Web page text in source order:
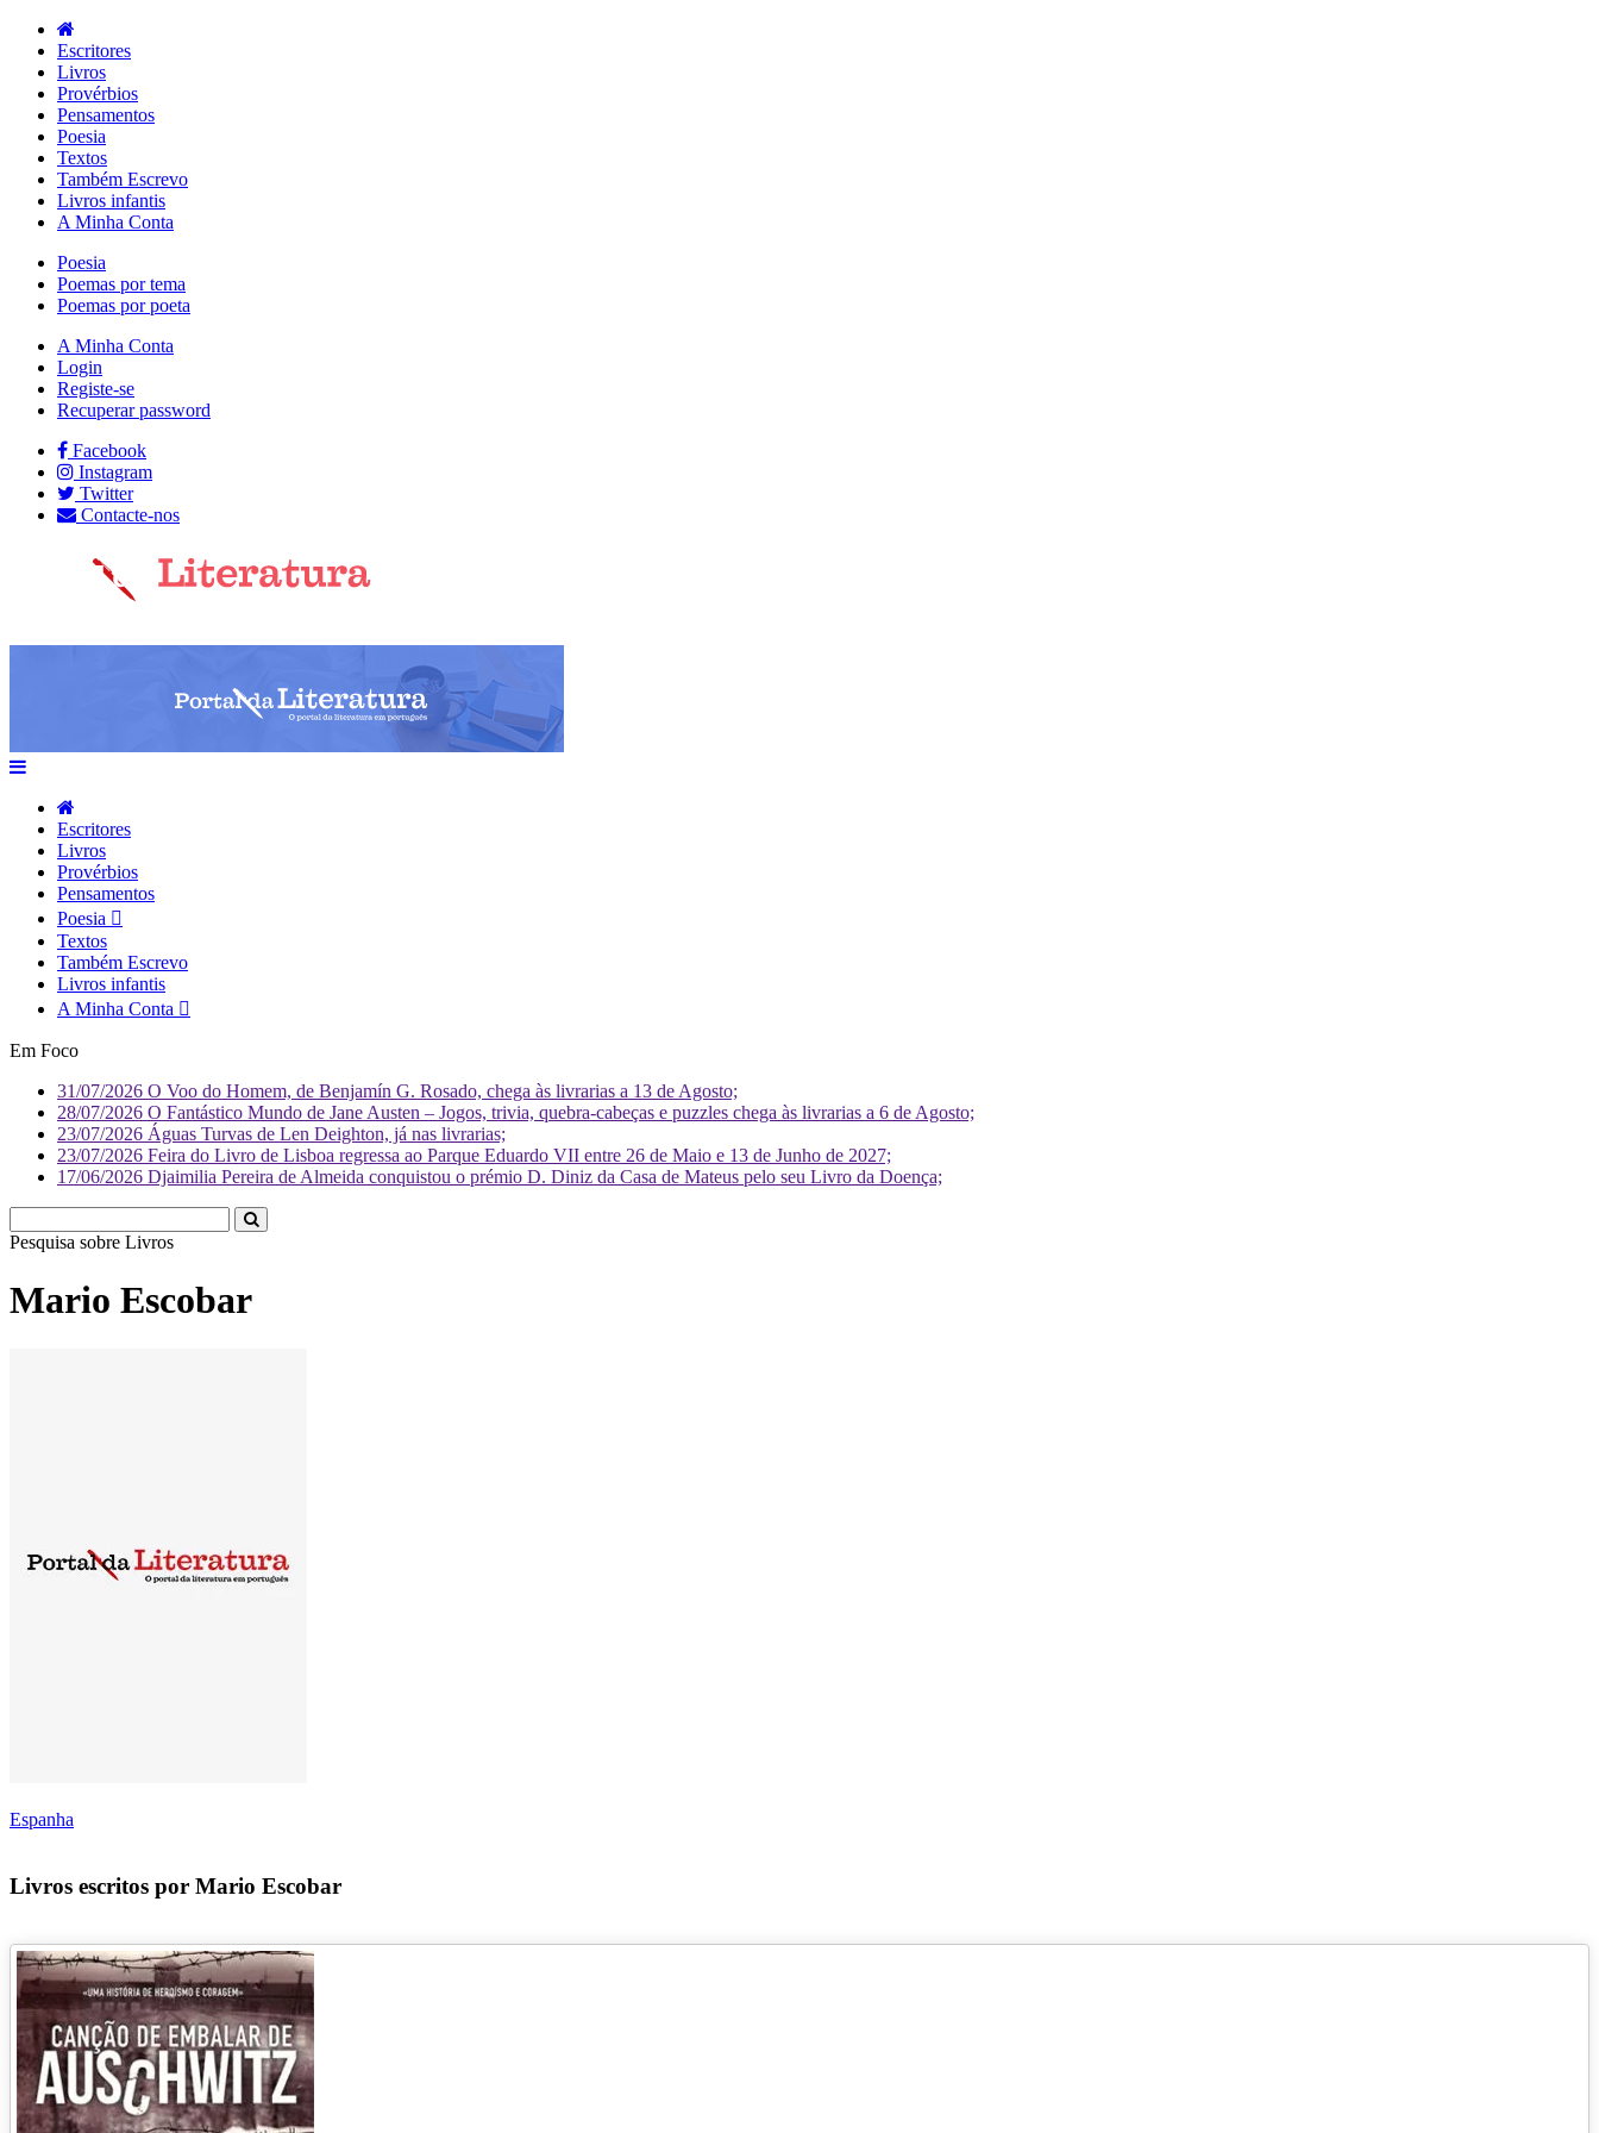
Escritores
Livros
Provérbios
Pensamentos
Poesia
Textos
Também Escrevo
Livros infantis
A Minha Conta
Poesia
Poemas por tema
Poemas por poeta
A Minha Conta
Login
Registe-se
Recuperar password
Facebook
Instagram
Twitter
Contacte-nos
Escritores
Livros
Provérbios
Pensamentos
Poesia
Textos
Também Escrevo
Livros infantis
A Minha Conta
Em Foco
31/07/2026 O Voo do Homem, de Benjamín G. Rosado, chega às livrarias a 13 de Agosto;
28/07/2026 O Fantástico Mundo de Jane Austen – Jogos, trivia, quebra-cabeças e puzzles chega às livrarias a 6 de Agosto;
23/07/2026 Águas Turvas de Len Deighton, já nas livrarias;
23/07/2026 Feira do Livro de Lisboa regressa ao Parque Eduardo VII entre 26 de Maio e 13 de Junho de 2027;
17/06/2026 Djaimilia Pereira de Almeida conquistou o prémio D. Diniz da Casa de Mateus pelo seu Livro da Doença;
Pesquisa sobre Li
Mario Escobar
Espanha
Livros escritos por Mario Escobar